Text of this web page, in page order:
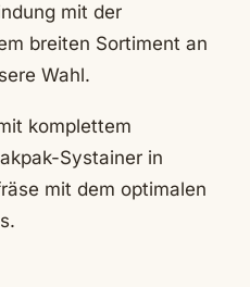
mit der
breiten Sortiment an
Wahl.
komplettem
Systainer in
mit dem optimalen